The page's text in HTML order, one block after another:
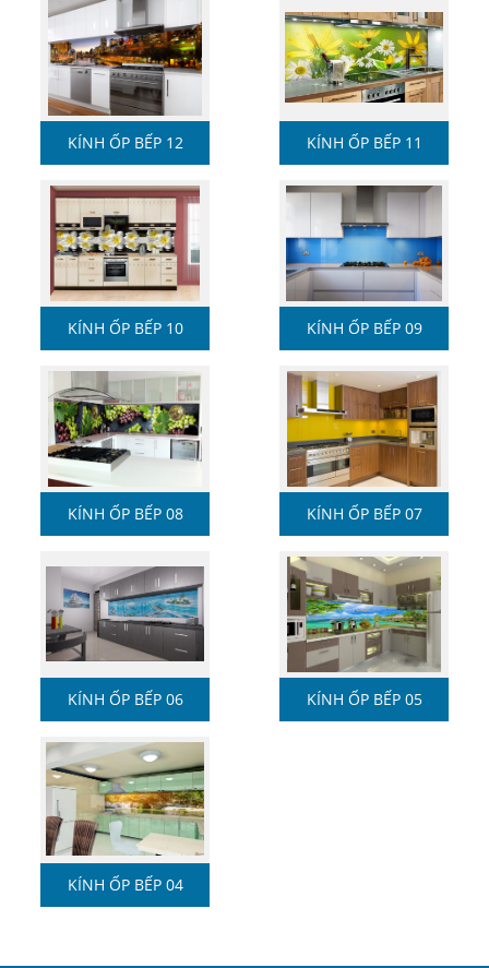
KÍNH ỐP BẾP 12 KÍNH ỐP BẾP 11
KÍNH ỐP BẾP 10 KÍNH ỐP BẾP 09
KÍNH ỐP BẾP 08 KÍNH ỐP BẾP 07
KÍNH ỐP BẾP 06 KÍNH ỐP BẾP 05
KÍNH ỐP BẾP 04